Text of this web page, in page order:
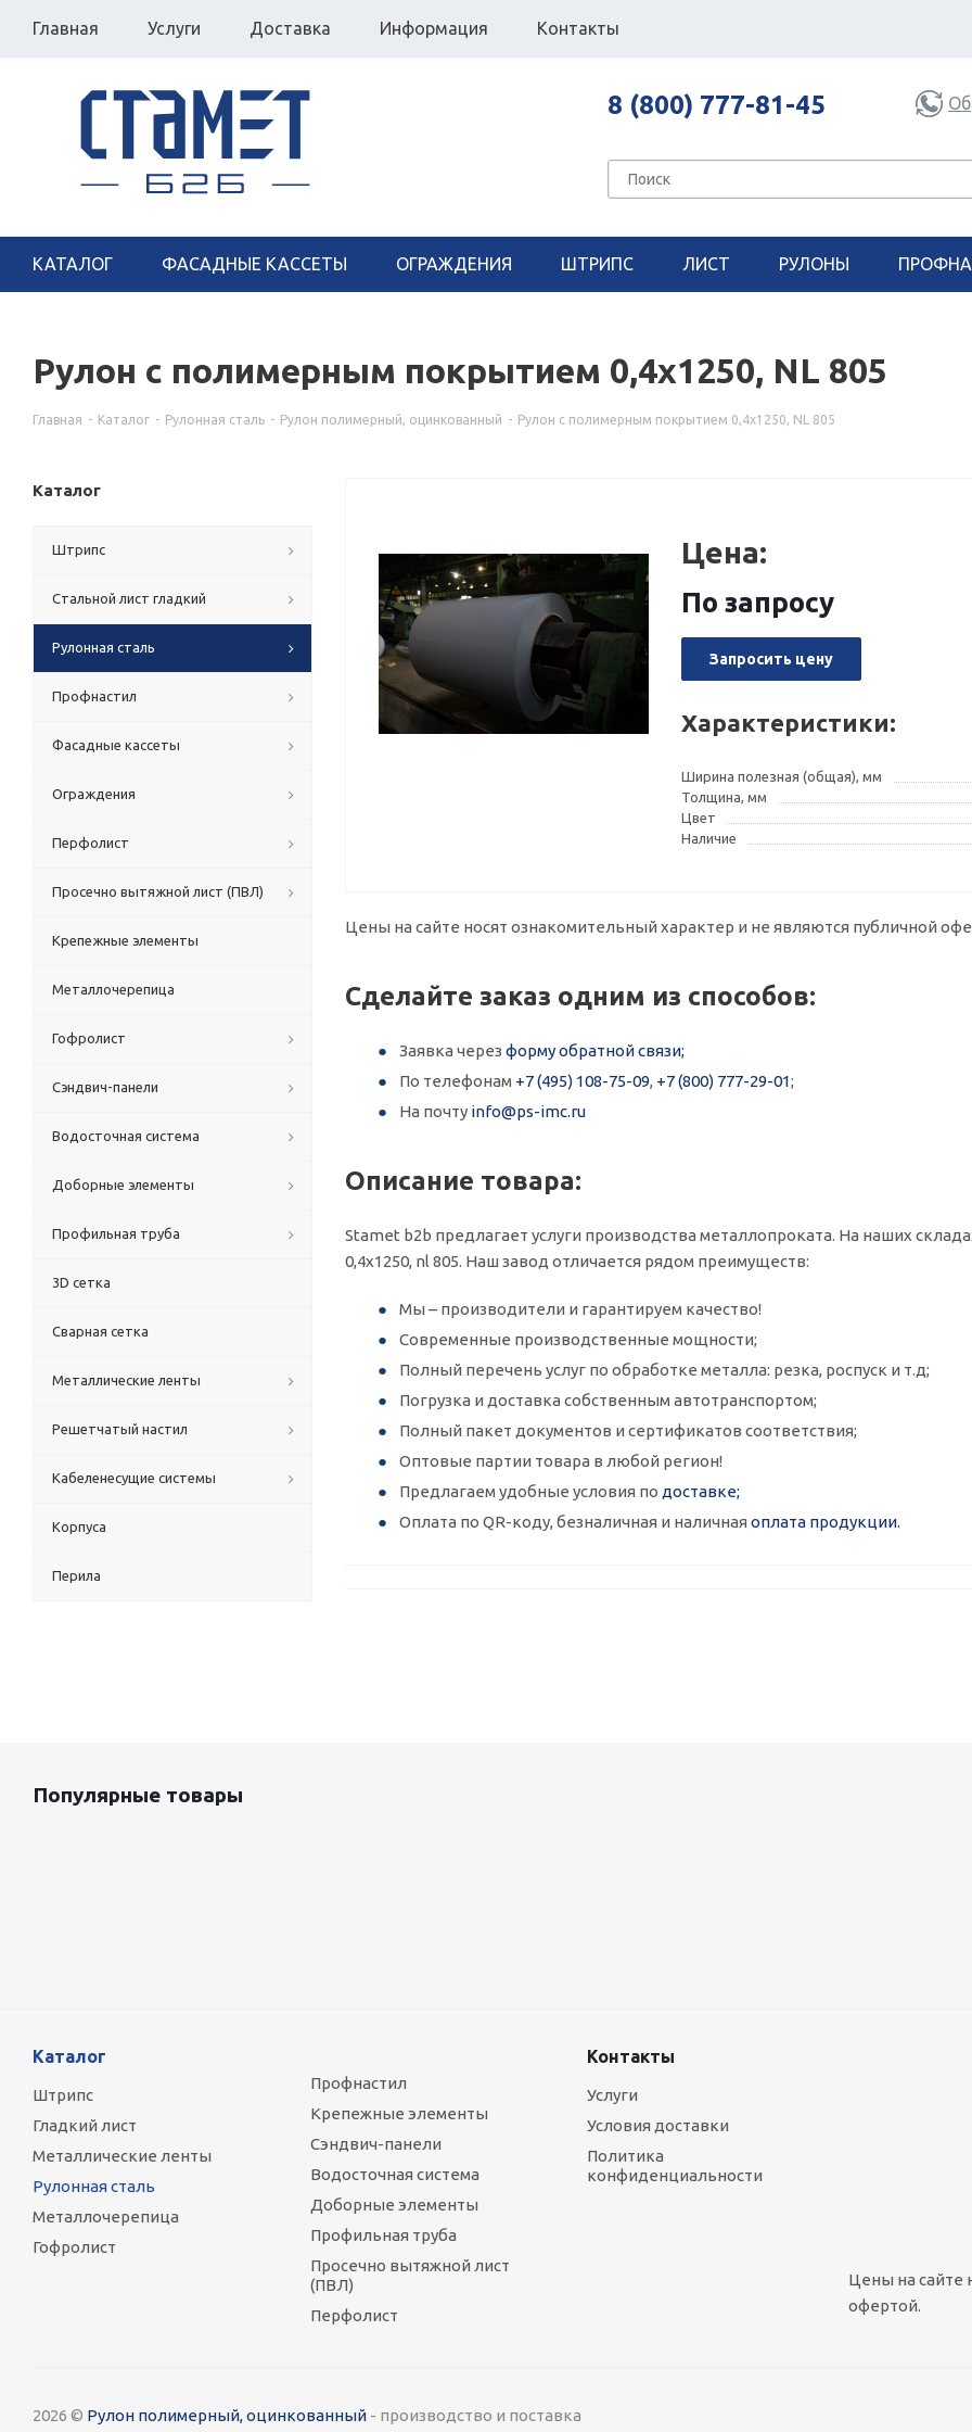
Главная Услуги Доставка Информация Контакты
8 (800) 777-81-45
КАТАЛОГ ФАСАДНЫЕ КАССЕТЫ ОГРАЖДЕНИЯ ШТРИПС ЛИСТ РУЛОНЫ
Рулон с полимерным покрытием 0,4х1250, NL 805
Главная - Каталог - Рулонная сталь - Рулон полимерный, оцинкованный - Рулон с полимерным покрытием 0,4х1250, NL 805
Цена:
По запросу
Запросить цену
Характеристики:
Ширина полезная (общая), мм
Толщина, мм
Цвет
Наличие
Цены на сайте носят ознакомительный характер и не являются публичной
Сделайте заказ одним из способов:
Заявка через форму обратной связи;
По телефонам +7 (495) 108-75-09, +7 (800) 777-29-01;
На почту info@ps-imc.ru
Описание товара:
Stamet b2b предлагает услуги производства металлопроката. На наших
0,4х1250, nl 805. Наш завод отличается рядом преимуществ:
Мы – производители и гарантируем качество!
Современные производственные мощности;
Полный перечень услуг по обработке металла: резка, роспуск и т.д;
Погрузка и доставка собственным автотранспортом;
Полный пакет документов и сертификатов соответствия;
Оптовые партии товара в любой регион!
Предлагаем удобные условия по доставке;
Оплата по QR-коду, безналичная и наличная оплата продукции.
Каталог
Штрипс
Стальной лист гладкий
Рулонная сталь
Профнастил
Фасадные кассеты
Ограждения
Перфолист
Просечно вытяжной лист (ПВЛ)
Крепежные элементы
Металлочерепица
Гофролист
Сэндвич-панели
Водосточная система
Доборные элементы
Профильная труба
3D сетка
Сварная сетка
Металлические ленты
Решетчатый настил
Кабеленесущие системы
Корпуса
Перила
Популярные товары
Каталог
Штрипс
Гладкий лист
Металлические ленты
Рулонная сталь
Металлочерепица
Гофролист
Профнастил
Крепежные элементы
Сэндвич-панели
Водосточная система
Доборные элементы
Профильная труба
Просечно вытяжной лист
(ПВЛ)
Перфолист
Контакты
Услуги
Условия доставки
Политика
конфиденциальности
Цены на сайте
офертой.
2026 © Рулон полимерный, оцинкованный - производство и поставка